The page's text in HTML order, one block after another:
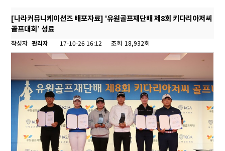
[나라커뮤니케이션즈 배포자료] '유원골프재단배 제8회 키다리아저씨
골프대회’ 성료
작성자 관리자 17-10-26 16:12 조회 18,932회